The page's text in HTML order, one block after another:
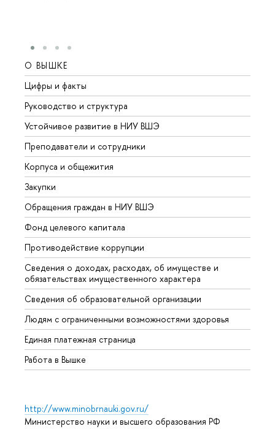
О ВЫШКЕ
Цифры и факты
Руководство и структура
Устойчивое развитие в НИУ ВШЭ
Преподаватели и сотрудники
Корпуса и общежития
Закупки
Обращения граждан в НИУ ВШЭ
Фонд целевого капитала
Противодействие коррупции
Сведения о доходах, расходах, об имуществе и
обязательствах имущественного характера
Сведения об образовательной организации
Людям с ограниченными возможностями здоровья
Единая платежная страница
Работа в Вышке
http://www.minobrnauki.gov.ru/
Министерство науки и высшего образования РФ